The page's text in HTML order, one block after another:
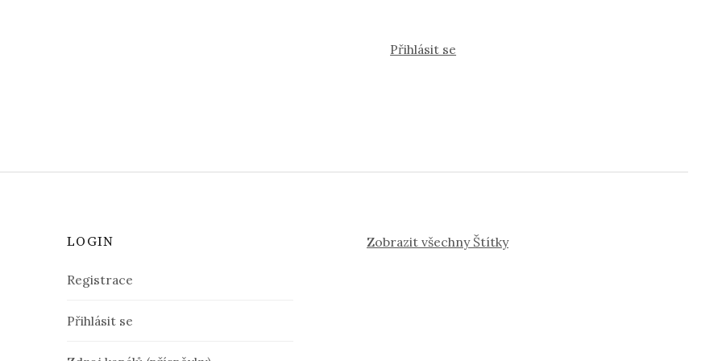
Přihlásit se
LOGIN
Registrace
Přihlásit se
Zobrazit všechny Štítky